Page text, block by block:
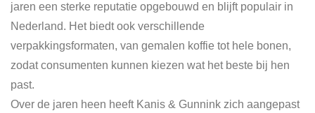
jaren een sterke reputatie opgebouwd en blijft populair in
Nederland. Het biedt ook verschillende
verpakkingsformaten, van gemalen koffie tot hele bonen,
zodat consumenten kunnen kiezen wat het beste bij hen
past.
Over de jaren heen heeft Kanis & Gunnink zich aangepast